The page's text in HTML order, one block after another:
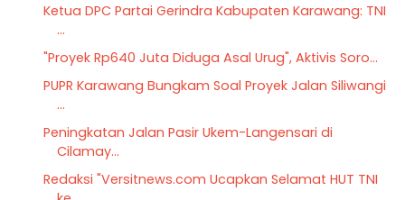
Ketua DPC Partai Gerindra Kabupaten Karawang: TNI
...
"Proyek Rp640 Juta Diduga Asal Urug", Aktivis Soro...
PUPR Karawang Bungkam Soal Proyek Jalan Siliwangi
...
Peningkatan Jalan Pasir Ukem-Langensari di
Cilamay...
Redaksi "Versitnews.com Ucapkan Selamat HUT TNI